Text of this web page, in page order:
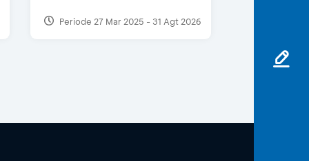
Periode 27 Mar 2025 - 31 Agt 2026